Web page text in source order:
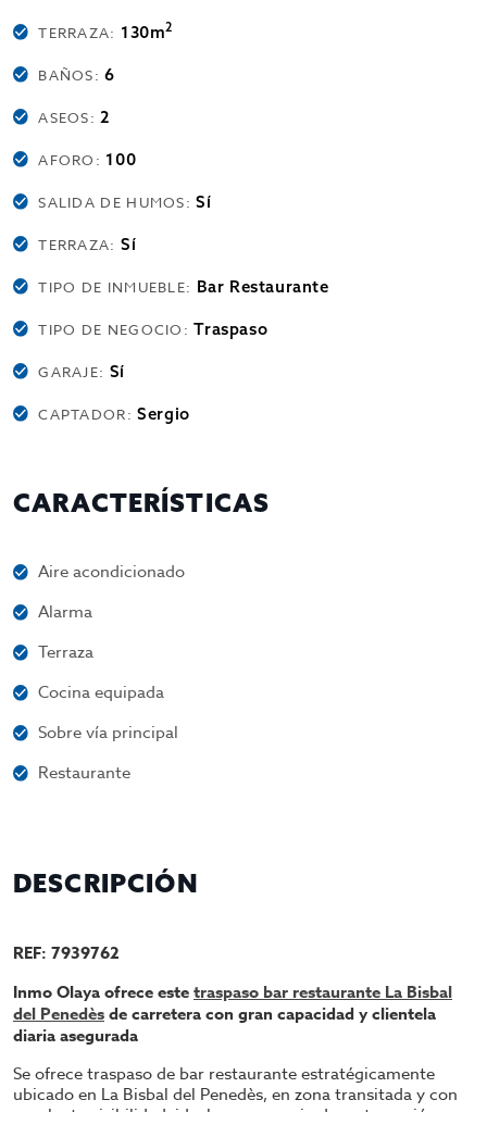
TERRAZA: 130m2
BAÑOS:6
ASEOS:2
AFORO: 100
SALIDA DE HUMOS:Sí
TERRAZA: Sí
TIPO DE INMUEBLE: Bar Restaurante
TIPO DE NEGOCIO:Traspaso
GARAJE: Sí
CAPTADOR:Sergio
CARACTERÍSTICAS
Aire acondicionado
Alarma
Terraza
Cocina equipada
Sobre vía principal
Restaurante
DESCRIPCIÓN
REF: 7939762
Inmo Olaya ofrece estetraspaso bar restaurante La Bisbal
del Penedèsde carretera con gran capacidad y clientela
diaria asegurada
Se ofrece traspaso de bar restaurante estratégicamente
ubicado en La Bisbal del Penedès, en zona transitada y con
excelente visibilidad, ideal para negocio de restauración